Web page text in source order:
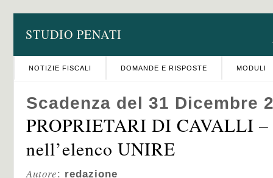
STUDIO PENATI
NOTIZIE FISCALI DOMANDE E RISPOSTE MODULI
Scadenza del 31 Dicembre
PROPRIETARI DI CAVALLI
nell’elenco UNIRE
Autore: redazione